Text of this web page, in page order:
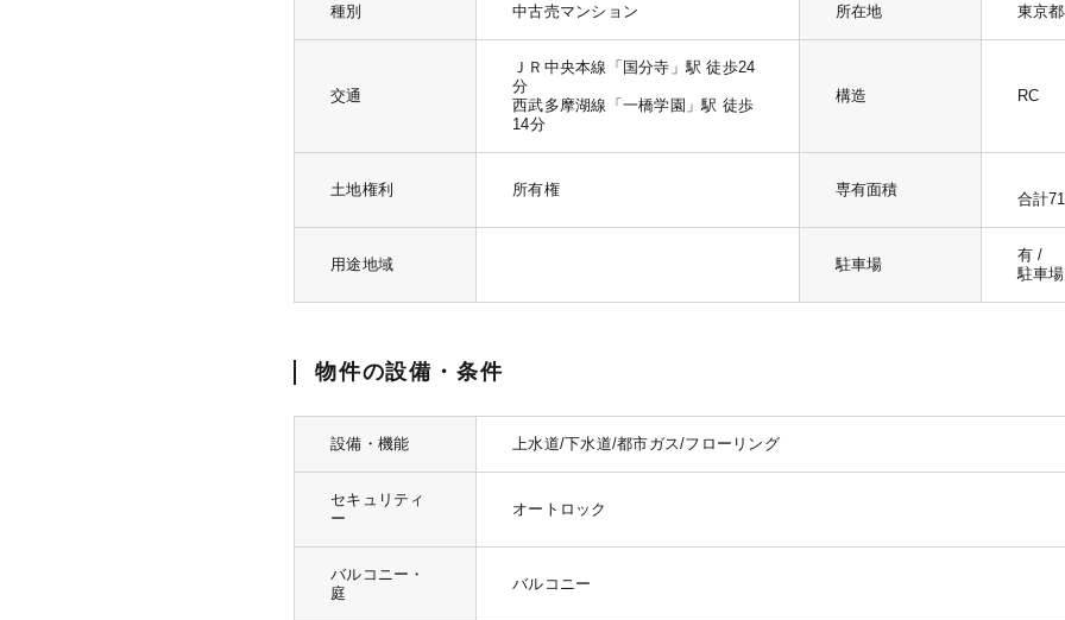
種別 中古売マンション 所在地 東京
交通
ＪＲ中央本線「国分寺」駅 徒歩24
分
西武多摩湖線「一橋学園」駅 徒歩
14分
構造 RC
土地権利 所有権 専有面積
合計
用途地域 駐車場
有 /
駐車
物件の設備・条件
設備・機能 上水道/下水道/都市ガス/フローリング
セキュリティ
ー
オートロック
バルコニー・
庭
バルコニー